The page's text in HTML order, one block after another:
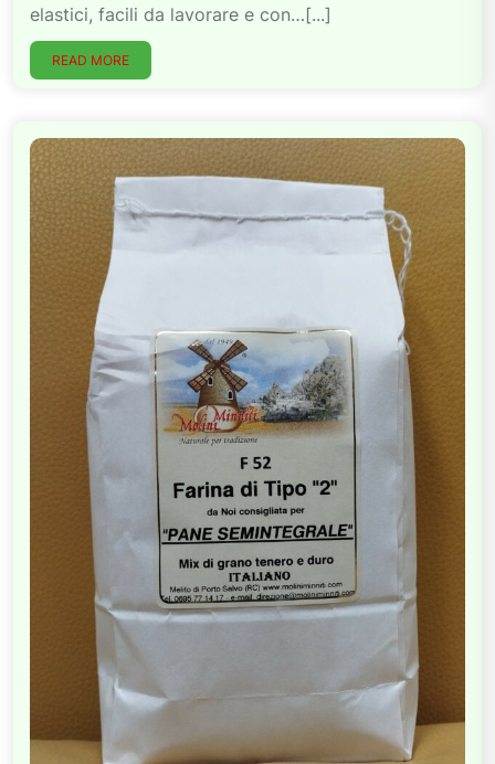
elastici, facili da lavorare e con…[...]
READ MORE